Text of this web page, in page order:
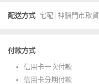
配送方式 宅配│神腦門市取貨
付款方式
信用卡一次付款
信用卡分期付款